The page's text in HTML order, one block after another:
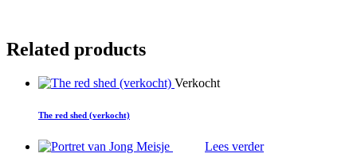
Related products
Verkocht
The red shed (verkocht)
Lees verder